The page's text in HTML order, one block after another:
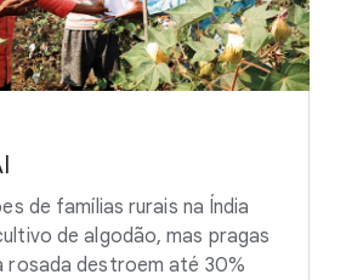
de famílias rurais na Índia
de algodão, mas pragas
rosada destroem até 30%